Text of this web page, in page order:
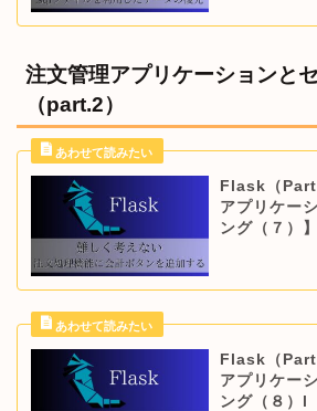
注文管理アプリケーションと
（part.2）
Flask（
アプリケー
ング（７）】
Flask（
アプリケー
ング（８）l